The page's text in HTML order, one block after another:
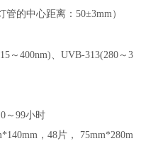
管的中心距离：50±3mm）
～400nm)、UVB-313(280～3
～99小时
，48片， 75mm*280m